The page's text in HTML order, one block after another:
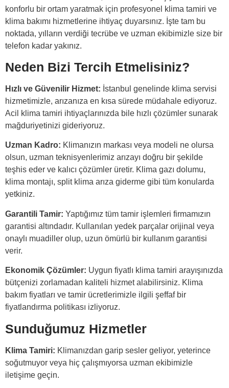
konforlu bir ortam yaratmak için profesyonel klima tamiri ve
klima bakımı hizmetlerine ihtiyaç duyarsınız. İşte tam bu
noktada, yılların verdiği tecrübe ve uzman ekibimizle size bir
telefon kadar yakınız.
Neden Bizi Tercih Etmelisiniz?
Hızlı ve Güvenilir Hizmet: İstanbul genelinde klima servisi
hizmetimizle, arızanıza en kısa sürede müdahale ediyoruz.
Acil klima tamiri ihtiyaçlarınızda bile hızlı çözümler sunarak
mağduriyetinizi gideriyoruz.
Uzman Kadro: Klimanızın markası veya modeli ne olursa
olsun, uzman teknisyenlerimiz arızayı doğru bir şekilde
teşhis eder ve kalıcı çözümler üretir. Klima gazı dolumu,
klima montajı, split klima arıza giderme gibi tüm konularda
yetkiniz.
Garantili Tamir: Yaptığımız tüm tamir işlemleri firmamızın
garantisi altındadır. Kullanılan yedek parçalar orijinal veya
onaylı muadiller olup, uzun ömürlü bir kullanım garantisi
verir.
Ekonomik Çözümler: Uygun fiyatlı klima tamiri arayışınızda
bütçenizi zorlamadan kaliteli hizmet alabilirsiniz. Klima
bakım fiyatları ve tamir ücretlerimizle ilgili şeffaf bir
fiyatlandırma politikası izliyoruz.
Sunduğumuz Hizmetler
Klima Tamiri: Klimanızdan garip sesler geliyor, yeterince
soğutmuyor veya hiç çalışmıyorsa uzman ekibimizle
iletişime geçin.